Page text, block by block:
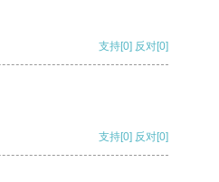
支持[0] 反对[0]
支持[0] 反对[0]